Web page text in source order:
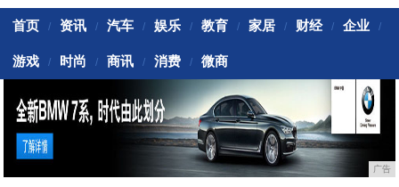
首页 / 资讯 / 汽车 / 娱乐 / 教育 / 家居 / 财经 / 企业 /
游戏 / 时尚 / 商讯 / 消费 / 微商
广告